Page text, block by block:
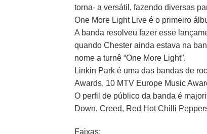
torna- a versátil, fazendo diversas
One More Light Live é o primeiro
A banda resolveu fazer esse
quando Chester ainda estava na
nome a turnê “One More Light”.
Linkin Park é uma das bandas de
Awards, 10 MTV Europe Music
O perfil de público da banda é
Down, Creed, Red Hot Chilli
Faixas: